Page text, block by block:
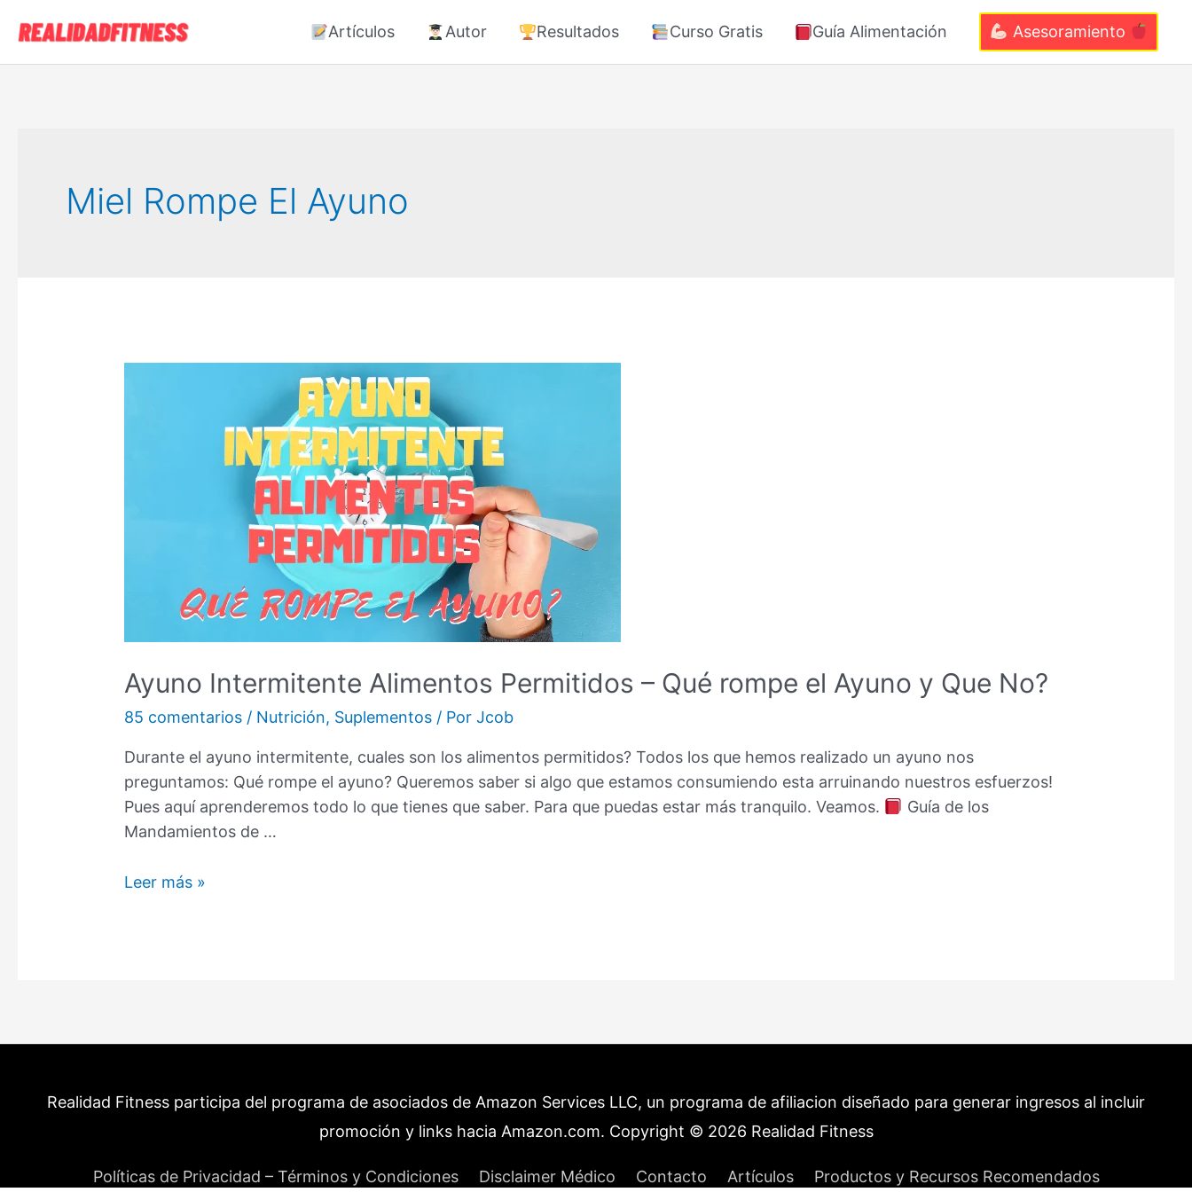
contenido
Artículos Autor Resultados Curso Gratis Guía Alimentación Asesoramiento
Miel Rompe El Ayuno
Ayuno Intermitente Alimentos Permitidos – Qué rompe el Ayuno y Que No?
85 comentarios / Nutrición, Suplementos / PorJcob
Durante el ayuno intermitente, cuales son los alimentos permitidos? Todos los que hemos realizado un ayuno nos
preguntamos: Qué rompe el ayuno? Queremos saber si algo que estamos consumiendo esta arruinando nuestros esfuerzos!
Pues aquí aprenderemos todo lo que tienes que saber. Para que puedas estar más tranquilo. Veamos.
Guía de los
Mandamientos de …
Ayuno
y
Leer más »
Realidad Fitness participa del programa de asociados de Amazon Services LLC, un programa de afiliacion diseñado para generar ingresos al incluir
promoción y links hacia Amazon.com. Copyright © 2026 Realidad Fitness
Políticas de Privacidad – Términos y Condiciones Disclaimer Médico Contacto Artículos Productos y Recursos Recomendados